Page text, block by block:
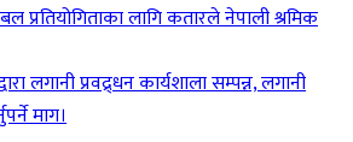
प्रतियोगिताका लागि कतारले नेपाली श्रमिक
लगानी प्रवद्र्धन कार्यशाला सम्पन्न, लगानी
माग।